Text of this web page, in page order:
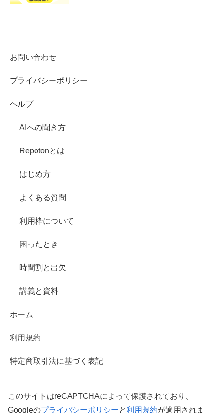
お問い合わせ
プライバシーポリシー
ヘルプ
AIへの聞き方
Repotonとは
はじめ方
よくある質問
利用枠について
困ったとき
時間割と出欠
講義と資料
ホーム
利用規約
特定商取引法に基づく表記
このサイトはreCAPTCHAによって保護されており、
Googleのプライバシーポリシーと利用規約が適用されま